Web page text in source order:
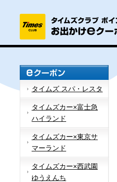
タイムズ スパ・レスタ
タイムズカー×富士急
ハイランド
タイムズカー×東京サ
マーランド
タイムズカー×西武園
ゆうえんち